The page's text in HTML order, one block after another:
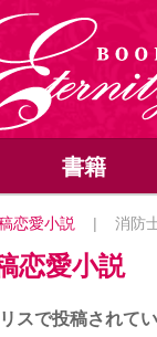
書籍
恋愛小説 | 消防
恋愛小説
スで投稿されて